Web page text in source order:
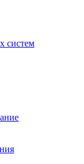
систем